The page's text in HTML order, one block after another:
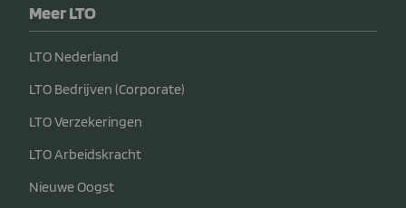
Meer LTO
LTO Nederland
LTO Bedrijven (Corporate)
LTO Verzekeringen
LTO Arbeidskracht
Nieuwe Oogst